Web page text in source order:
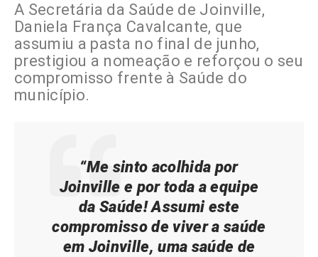
A Secretária da Saúde de Joinville,
Daniela França Cavalcante, que
assumiu a pasta no final de junho,
prestigiou a nomeação e reforçou o seu
compromisso frente à Saúde do
município.
“Me sinto acolhida por
Joinville e por toda a equipe
da Saúde! Assumi este
compromisso de viver a saúde
em Joinville, uma saúde de